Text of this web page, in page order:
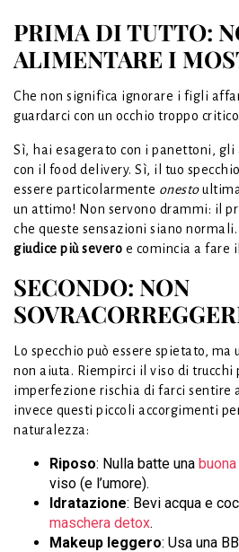
PRIMA DI TUTTO:
ALIMENTARE I
Che non significa ignorare i figli
guardarci con un occhio troppo critico.
Sì, hai esagerato con i panettoni, gli
con il food delivery. Sì, il tuo
essere particolarmente onesto
un attimo! Non servono drammi: il
che queste sensazioni siano normali.
giudice più severo e comincia a fare
SECONDO: NON
Lo specchio può essere spietato, ma
non aiuta. Riempirci il viso di trucchi
imperfezione rischia di farci sentire
invece questi piccoli accorgimenti
naturalezza:
Riposo: Nulla batte una
viso (e l’umore).
Idratazione: Bevi acqua e
maschera detox.
Makeup leggero: Usa una